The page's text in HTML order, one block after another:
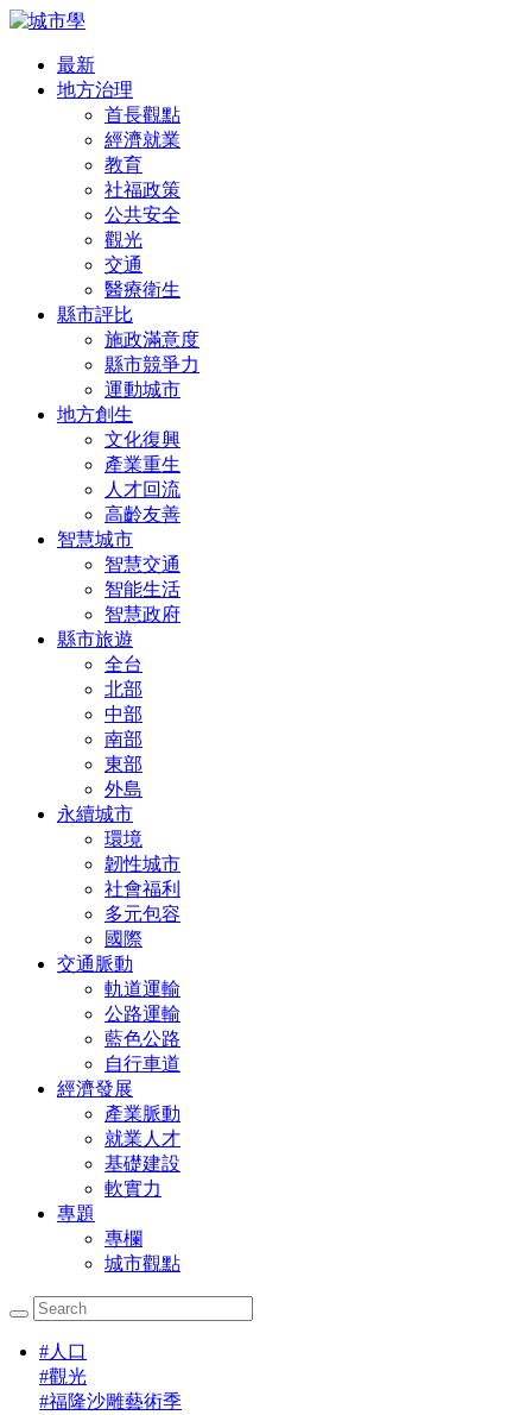
最新
地方治理
首長觀點
經濟就業
教育
社福政策
公共安全
觀光
交通
醫療衛生
縣市評比
施政滿意度
縣市競爭力
運動城市
地方創生
文化復興
產業重生
人才回流
高齡友善
智慧城市
智慧交通
智能生活
智慧政府
縣市旅遊
全台
北部
中部
南部
東部
外島
永續城市
環境
韌性城市
社會福利
多元包容
國際
交通脈動
軌道運輸
公路運輸
藍色公路
自行車道
經濟發展
產業脈動
就業人才
基礎建設
軟實力
專題
專欄
城市觀點
#人口
#觀光
#福隆沙雕藝術季